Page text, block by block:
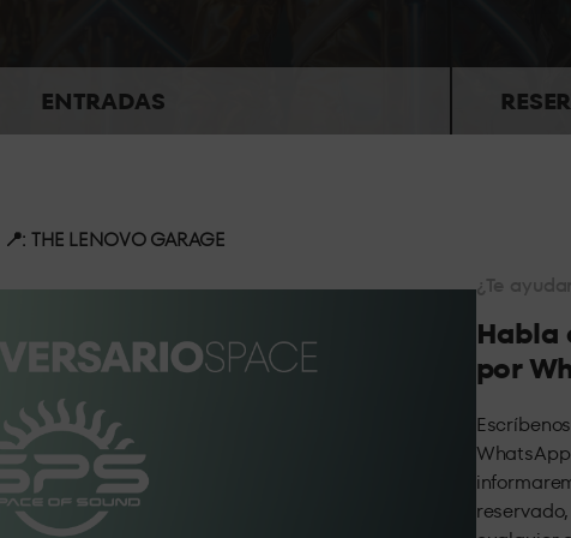
ENTRADAS
THE LENOVO GARAGE
¿Te
Habla
por
En el centro de la sala,